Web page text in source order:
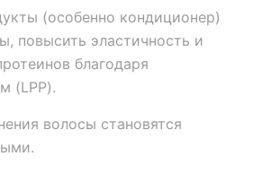
(особенно кондиционер)
повысить эластичность и
благодаря
(LPP).
волосы становятся